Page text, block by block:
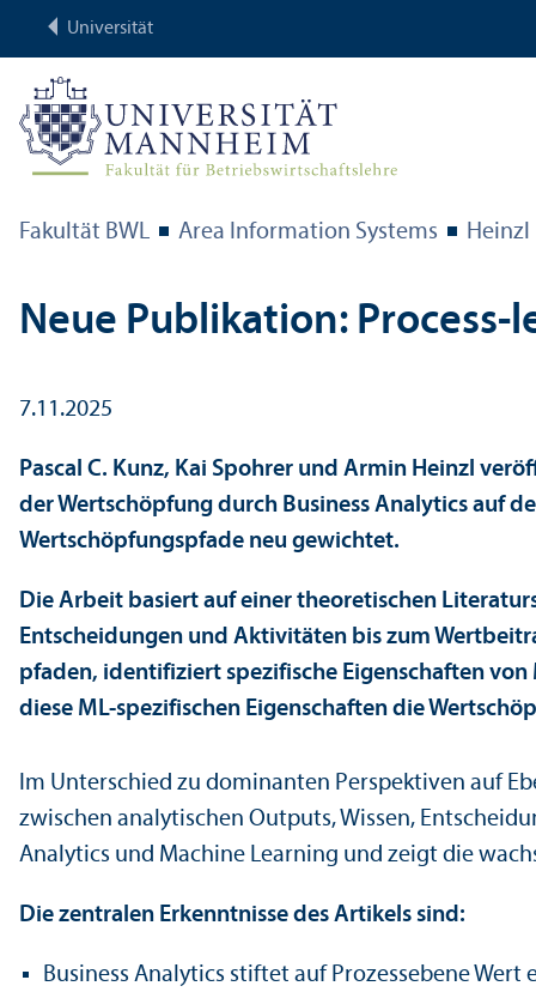
Universität
Fakultät BWL Area Information Systems Heinzl
Neue Publikation:
7.11.2025
Pascal C. Kunz, Kai Spohrer und Armin Heinzl
der Wertschöpfung durch Business Analytics auf
Wertschöpfungs­pfade neu gewichtet.
Die Arbeit basiert auf einer theoretischen
Entscheidungen und Aktivitäten bis zum
pfaden, identifiziert spezifische Eigenschaften
diese ML-spezifischen Eigenschaften die
Im Unter­schied zu dominanten Perspektiven auf
zwischen analytischen Outputs, Wissen,
Analytics und Machine Learning und zeigt die
Die zentralen Er­kenntnisse des Artikels sind:
Business Analytics stiftet auf Prozess­ebene